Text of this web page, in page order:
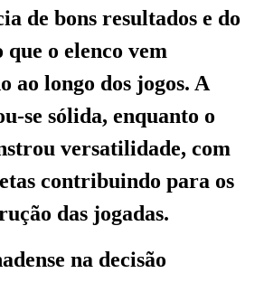
de bons resultados e do
o elenco vem
ao longo dos jogos. A
se sólida, enquanto o
versatilidade, com
contribuindo para os
das jogadas.
na decisão